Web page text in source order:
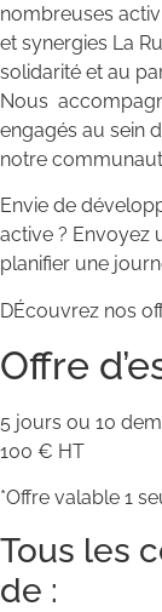
nombreuses
et synergies La
solidarité et au
Nous
engagés au sein
notre
Envie de
active ? Envoyez
planifier une
DÉcouvrez nos
Offre
5 jours ou 10
100 € HT
*Offre valable 1
Tous les
de :